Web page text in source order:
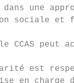
dans une
sociale et
CCAS peut
est
en charge